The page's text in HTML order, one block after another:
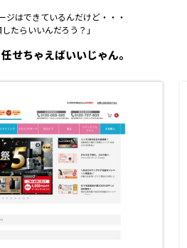
ジはできているんだけど・・・
たらいいんだろう？」
せちゃえばいいじゃん。